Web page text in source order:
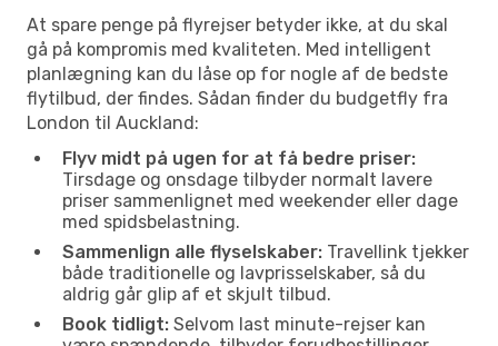
At spare penge på flyrejser betyder ikke, at du skal
gå på kompromis med kvaliteten. Med intelligent
planlægning kan du låse op for nogle af de bedste
flytilbud, der findes. Sådan finder du budgetfly fra
London til Auckland:
Flyv midt på ugen for at få bedre priser:
Tirsdage og onsdage tilbyder normalt lavere
priser sammenlignet med weekender eller dage
med spidsbelastning.
Sammenlign alle flyselskaber: Travellink tjekker
både traditionelle og lavprisselskaber, så du
aldrig går glip af et skjult tilbud.
Book tidligt: Selvom last minute-rejser kan